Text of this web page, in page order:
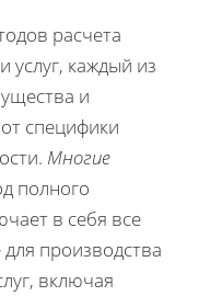
расчета
услуг, каждый из
и
специфики
Многие
полного
в себя все
производства
включая